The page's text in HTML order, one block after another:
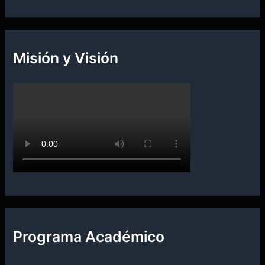
r
:
Misión y Visión
Programa Académico